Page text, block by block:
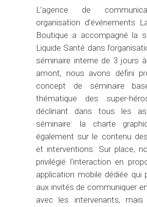
L’agence de
organisation d’événements
Boutique a accompagné la
Liquide Santé dans
séminaire interne de 3 jours
amont, nous avons défini
concept de séminaire
thématique des super-
déclinant dans tous les
séminaire: la charte
également sur le contenu
et interventions. Sur place,
privilégié l’interaction en
application mobile dédiée qui
aux invités de communiquer
avec les intervenants,